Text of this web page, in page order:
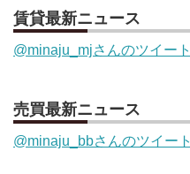
賃貸最新ニュース
@minaju_mjさんのツイート
売買最新ニュース
@minaju_bbさんのツイート